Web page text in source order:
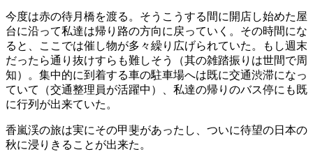
今度は赤の待月橋を渡る。そうこうする間に開店し始めた屋
台に沿って私達は帰り路の方向に戻っていく。その時間にな
ると、ここでは催し物が多々繰り広げられていた。もし週末
だったら通り抜けすらも難しそう（其の雑踏振りは世間で周
知）。集中的に到着する車の駐車場へは既に交通渋滞になっ
ていて（交通整理員が活躍中）、私達の帰りのバス停にも既
に行列が出来ていた。
香嵐渓の旅は実にその甲斐があったし、ついに待望の日本の
秋に浸りきることが出来た。